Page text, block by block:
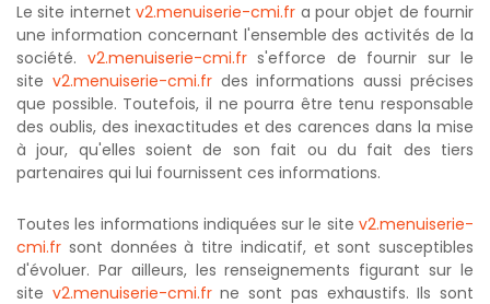
Le site internetv2.menuiserie-cmi.fr a pour objet de fournir
une information concernant l'ensemble des activités de la
société. v2.menuiserie-cmi.frs'efforce de fournir sur le
site v2.menuiserie-cmi.frdes informations aussi précises
que possible. Toutefois, il ne pourra être tenu responsable
des oublis, des inexactitudes et des carences dans la mise
à jour, qu'elles soient de son fait ou du fait des tiers
partenaires qui lui fournissent ces informations.
Toutes les informations indiquées sur le site v2.menuiserie-
cmi.fr sont données à titre indicatif, et sont susceptibles
d'évoluer. Par ailleurs, les renseignements figurant sur le
site v2.menuiserie-cmi.frne sont pas exhaustifs. Ils sont